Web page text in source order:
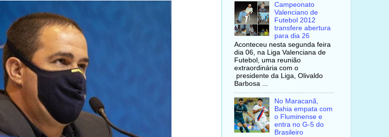
Campeonato
Valenciano de
Futebol 2012
transfere abertura
para dia 26
Aconteceu nesta segunda feira
dia 06, na Liga Valenciana de
Futebol, uma reunião
extraordinária com o
presidente da Liga, Olivaldo
Barbosa ...
No Maracanã,
Bahia empata com
o Fluminense e
entra no G-5 do
Brasileiro